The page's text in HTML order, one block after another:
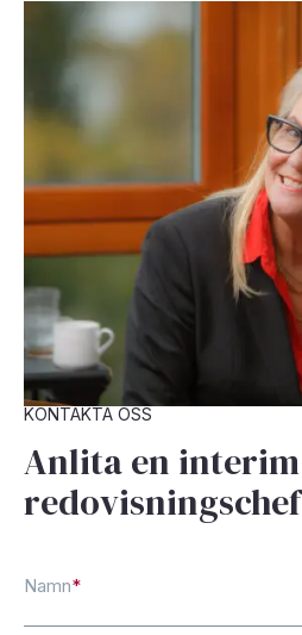
KONTAKTA OSS
Anlita en interim
redovisningschef
Namn*